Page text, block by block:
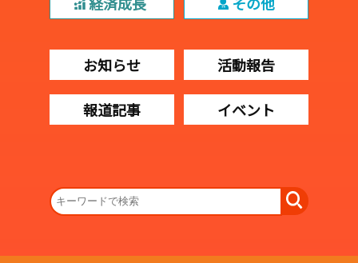
お知らせ 活動報告
報道記事 イベント